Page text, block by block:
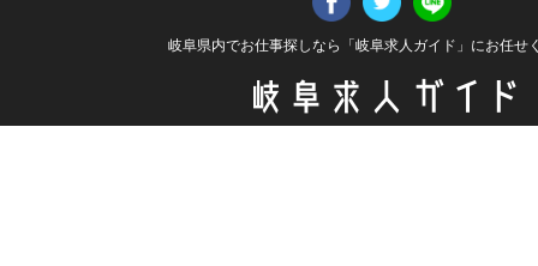
岐阜県内でお仕事探しなら「岐阜求人ガイド」にお任せ